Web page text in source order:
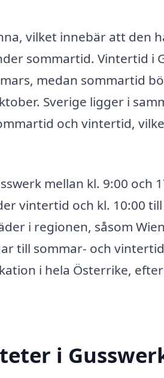
vilket innebär att den
sommartid. Vintertid i
medan sommartid
Sverige ligger i
och vintertid,
mellan kl. 9:00 och
vintertid och kl. 10:00
i regionen, såsom
till sommar- och
i hela Österrike,
i